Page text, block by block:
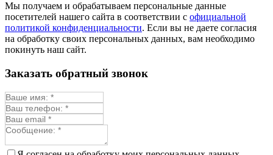
Мы получаем и обрабатываем персональные данные
посетителей нашего сайта в соответствии с официальной
политикой конфиденциальности. Если вы не даете согласия
на обработку своих персональных данных, вам необходимо
покинуть наш сайт.
Заказать обратный звонок